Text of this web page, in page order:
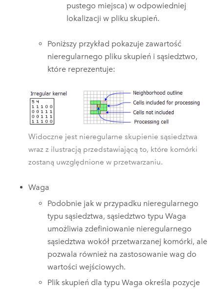
pustego miejsca) w odpowiedniej
lokalizacji w pliku skupień.
Poniższy przykład pokazuje zawartość
nieregularnego pliku skupień i sąsiedztwo,
które reprezentuje:
Widoczne jest nieregularne skupienie sąsiedztwa
wraz z ilustracją przedstawiającą to, które komórki
zostaną uwzględnione w przetwarzaniu.
Waga
Podobnie jak w przypadku nieregularnego
typu sąsiedztwa, sąsiedztwo typu Waga
umożliwia zdefiniowanie nieregularnego
sąsiedztwa wokół przetwarzanej komórki, ale
pozwala również na zastosowanie wag do
wartości wejściowych.
Plik skupień dla typu Waga określa pozycje